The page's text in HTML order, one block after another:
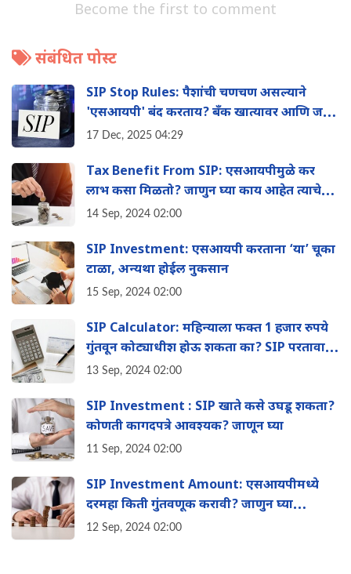
Become the first to comment
संबंधित पोस्ट
SIP Stop Rules: पैशांची चणचण असल्याने
'एसआयपी' बंद करताय? बँक खात्यावर आणि जमा
पैशांवर काय परिणाम होईल?
17 Dec, 2025 04:29
Tax Benefit From SIP: एसआयपीमुळे कर
लाभ कसा मिळतो? जाणुन घ्या काय आहेत त्याचे
फायदे?
14 Sep, 2024 02:00
SIP Investment: एसआयपी करताना ‘या’ चूका
टाळा, अन्यथा होईल नुकसान
15 Sep, 2024 02:00
SIP Calculator: महिन्याला फक्त 1 हजार रुपये
गुंतवून कोट्याधीश होऊ शकता का? SIP परतावा
कसा मोजायचा? वाचा
13 Sep, 2024 02:00
SIP Investment : SIP खाते कसे उघडू शकता?
कोणती कागदपत्रे आवश्यक? जाणून घ्या
11 Sep, 2024 02:00
SIP Investment Amount: एसआयपीमध्ये
दरमहा किती गुंतवणूक करावी? जाणुन घ्या
गुंतवणूक करण्याचे फायदे
12 Sep, 2024 02:00